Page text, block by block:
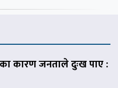
कारण जनताले दुःख पाए :